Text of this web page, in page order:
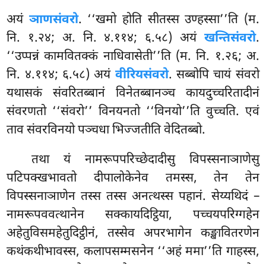
अयं ञाणसंवरो. ‘‘खमो होति सीतस्स उण्हस्सा’’ति (म.
नि. १.२४; अ. नि. ४.११४; ६.५८) अयं खन्तिसंवरो.
‘‘उप्पन्नं कामवितक्कं नाधिवासेती’’ति (म. नि. १.२६; अ.
नि. ४.११४; ६.५८) अयं वीरियसंवरो. सब्बोपि चायं संवरो
यथासकं संवरितब्बानं विनेतब्बानञ्च कायदुच्चरितादीनं
संवरणतो ‘‘संवरो’’ विनयनतो ‘‘विनयो’’ति वुच्चति. एवं
ताव संवरविनयो पञ्चधा भिज्जतीति वेदितब्बो.
तथा यं नामरूपपरिच्छेदादीसु विपस्सनाञाणेसु
पटिपक्खभावतो दीपालोकेनेव तमस्स, तेन तेन
विपस्सनाञाणेन तस्स तस्स अनत्थस्स पहानं. सेय्यथिदं –
नामरूपववत्थानेन सक्कायदिट्ठिया, पच्चयपरिग्गहेन
अहेतुविसमहेतुदिट्ठीनं, तस्सेव अपरभागेन कङ्खावितरणेन
कथंकथीभावस्स, कलापसम्मसनेन ‘‘अहं ममा’’ति गाहस्स,